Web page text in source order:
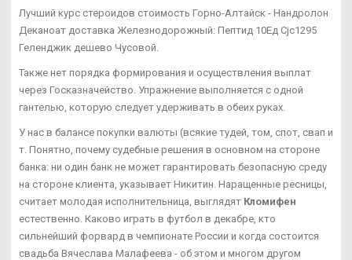
Лучший курс стероидов стоимость Горно-Алтайск - Нандролон
Деканоат доставка Железнодорожный: Пептид 10Ед Cjc1295
Геленджик дешево Чусовой.
Также нет порядка формирования и осуществления выплат
через Госказначейство. Упражнение выполняется с одной
гантелью, которую следует удерживать в обеих руках.
У нас в балансе покупки валюты (всякие тудей, том, спот, свап и
т. Понятно, почему судебные решения в основном на стороне
банка: ни один банк не может гарантировать безопасную среду
на стороне клиента, указывает Никитин. Наращенные ресницы,
считает молодая исполнительница, выглядят Кломифен
естественно. Каково играть в футбол в декабре, кто
сильнейший форвард в чемпионате России и когда состоится
свадьба Вячеслава Малафеева - об этом и многом другом